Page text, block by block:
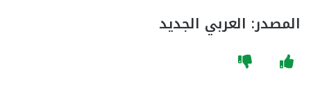
المصدر: العربي الجديد